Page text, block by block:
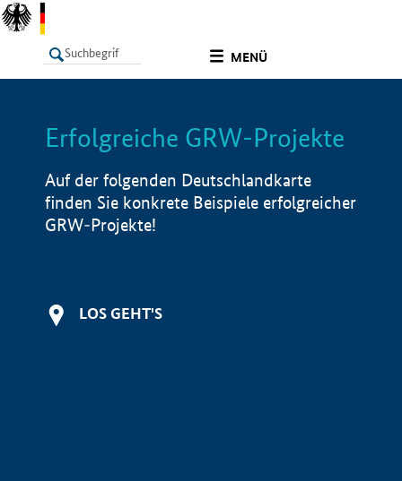
MENÜ
LISTE Info
Erfolgreiche GRW-Projekte
Auf der folgenden Deutschlandkarte
finden Sie konkrete Beispiele erfolgreicher
GRW-Projekte!
LOS GEHT'S